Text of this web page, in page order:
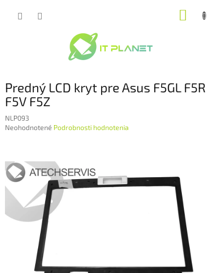
Predný LCD kryt pre Asus F5GL F5R
F5V F5Z
NLP093
Priemerné
0,0
z
hviezdičiek.
Neohodnotené Podrobnosti hodnotenia